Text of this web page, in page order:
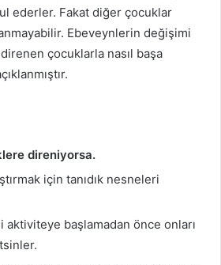
ederler. Fakat diğer çocuklar
Ebeveynlerin değişimi
çocuklarla nasıl başa
direniyorsa.
için tanıdık nesneleri
aktiviteye başlamadan önce onları